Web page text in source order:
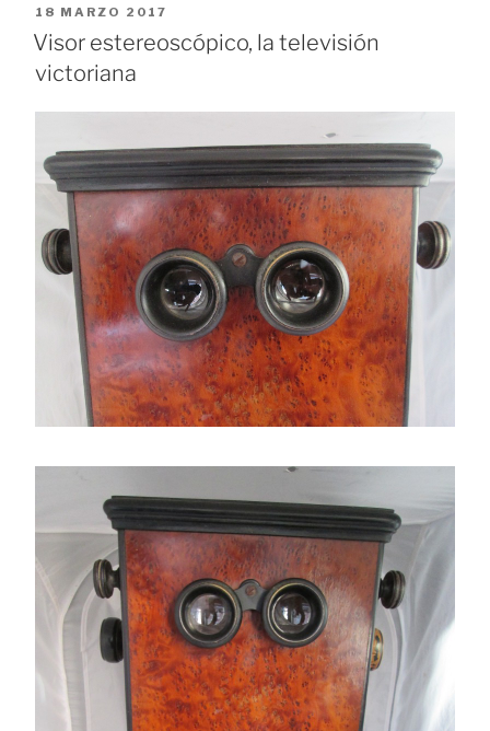
PUBLICADO
EL
18 MARZO 2017
Visor estereoscópico, la televisión
victoriana